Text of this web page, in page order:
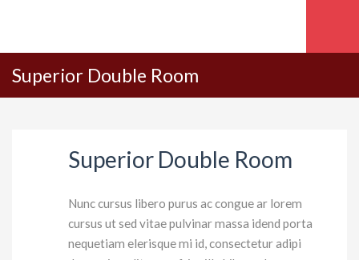
Superior Double Room
Superior Double Room
Nunc cursus libero purus ac congue ar lorem
cursus ut sed vitae pulvinar massa idend porta
nequetiam elerisque mi id, consectetur adipi